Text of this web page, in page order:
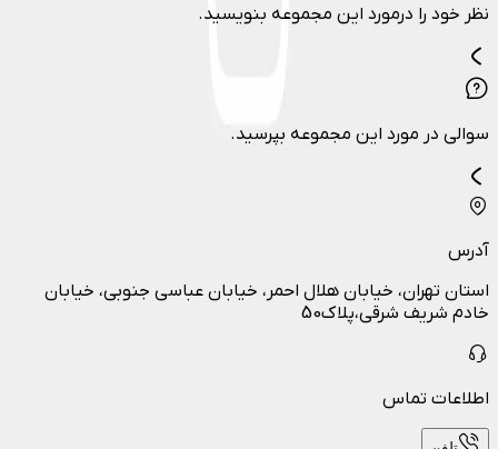
نظر خود را درمورد این مجموعه بنویسید.
سوالی در مورد این مجموعه بپرسید.
آدرس
استان تهران، خیابان هلال احمر، خیابان عباسی جنوبی، خیابان
خادم شریف شرقی،پلاک50
اطلاعات تماس